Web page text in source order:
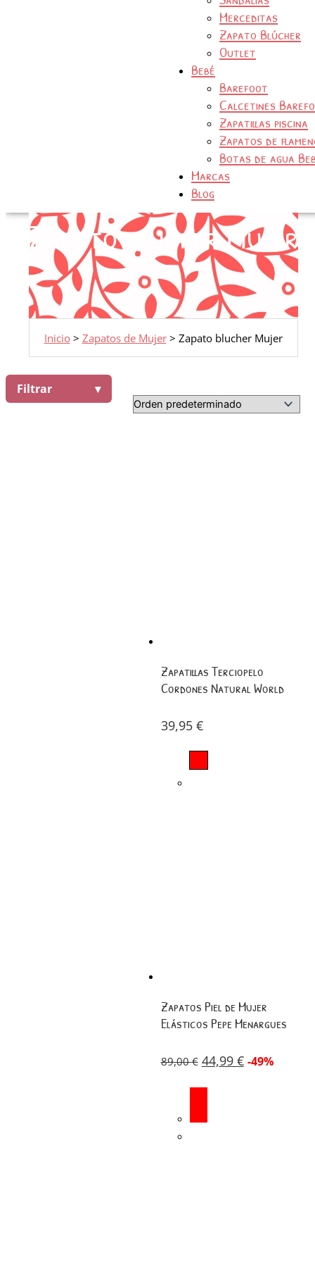
Merceditas
Zapato Blúcher
Outlet
Bebé
Barefoot
Calcetines
Zapatillas piscina
Zapatos de
Botas de agua
Marcas
Blog
Zapato blucher Mujer
Inicio> Zapatos de Mujer> Zapato blucher Mujer
Filtrar
Zapatillas Terciopelo
Cordones Natural World
39,95 €
Zapatos Piel de Mujer
Elásticos Pepe Menargues
89,00€ 44,99 € -49%